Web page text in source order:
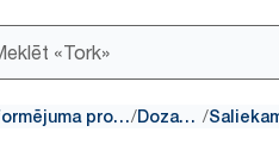
Salvetes un galda noformējuma produkti/ Dozatori /